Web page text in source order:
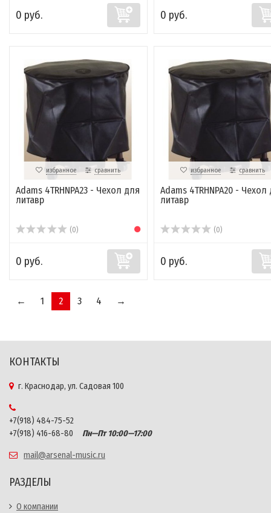
0 руб. 0 руб.
избранное сравнить
Adams 4TRHNPA23 - Чехол для
литавр
(0)
0 руб.
избранное сравнить
Adams 4TRHNPA20 - Чехол
литавр
(0)
0 руб.
← 1 2 3 4 →
КОНТАКТЫ
г. Краснодар, ул. Садовая 100
+7(918) 484-75-52
+7(918) 416-68-80
Пн—Пт 10:00—17:00
mail@arsenal-music.ru
РАЗДЕЛЫ
О компании